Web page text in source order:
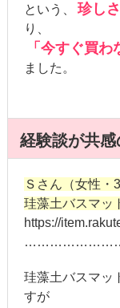
という、 珍し
り、
「今すぐ買
ました。
経験談が共感
Ｓさん（女性・
珪藻土バスマッ
https://
珪藻土バスマッ
すが